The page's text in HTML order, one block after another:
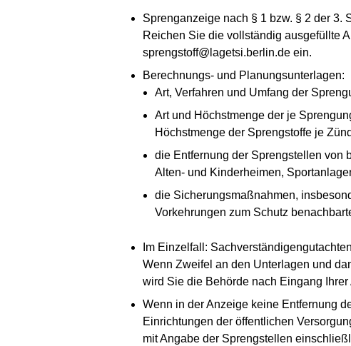
Sprenganzeige nach § 1 bzw. § 2 der 3.
Reichen Sie die vollständig ausgefüllte
sprengstoff@lagetsi.berlin.de ein.
Berechnungs- und Planungsunterlagen:
Art, Verfahren und Umfang der
Art und Höchstmenge der je
Höchstmenge der Sprengstoffe je
die Entfernung der Sprengstellen von
Alten- und Kinderheimen,
die Sicherungsmaßnahmen,
Vorkehrungen zum Schutz
Im Einzelfall: Sachverständigengutachten
Wenn Zweifel an den Unterlagen und
wird Sie die Behörde nach Eingang
Wenn in der Anzeige keine Entfernung
Einrichtungen der öffentlichen
mit Angabe der Sprengstellen